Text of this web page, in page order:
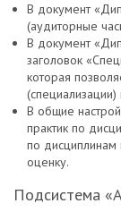
В документ
(аудиторные
В документ
заголовок
которая
В общие
практик по
по
оценку.
Подсистема